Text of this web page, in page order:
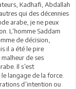
Kadhafi, Abdallah
qui des décennies
arabe, je ne peux
L’homme Saddam
de décision,
il a été le pire
de ses
Il s’est
langage de la force.
d’intention ou